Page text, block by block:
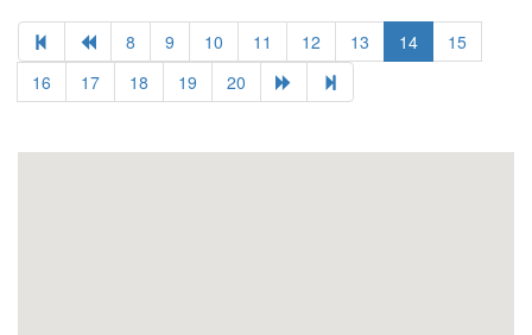
8 9 10 11 12 13 14
15
16
17 18 19 20